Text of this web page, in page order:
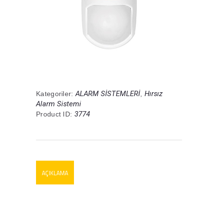
Kategoriler: ALARM SİSTEMLERİ, Hırsız
Alarm Sistemi
Product ID: 3774
AÇIKLAMA